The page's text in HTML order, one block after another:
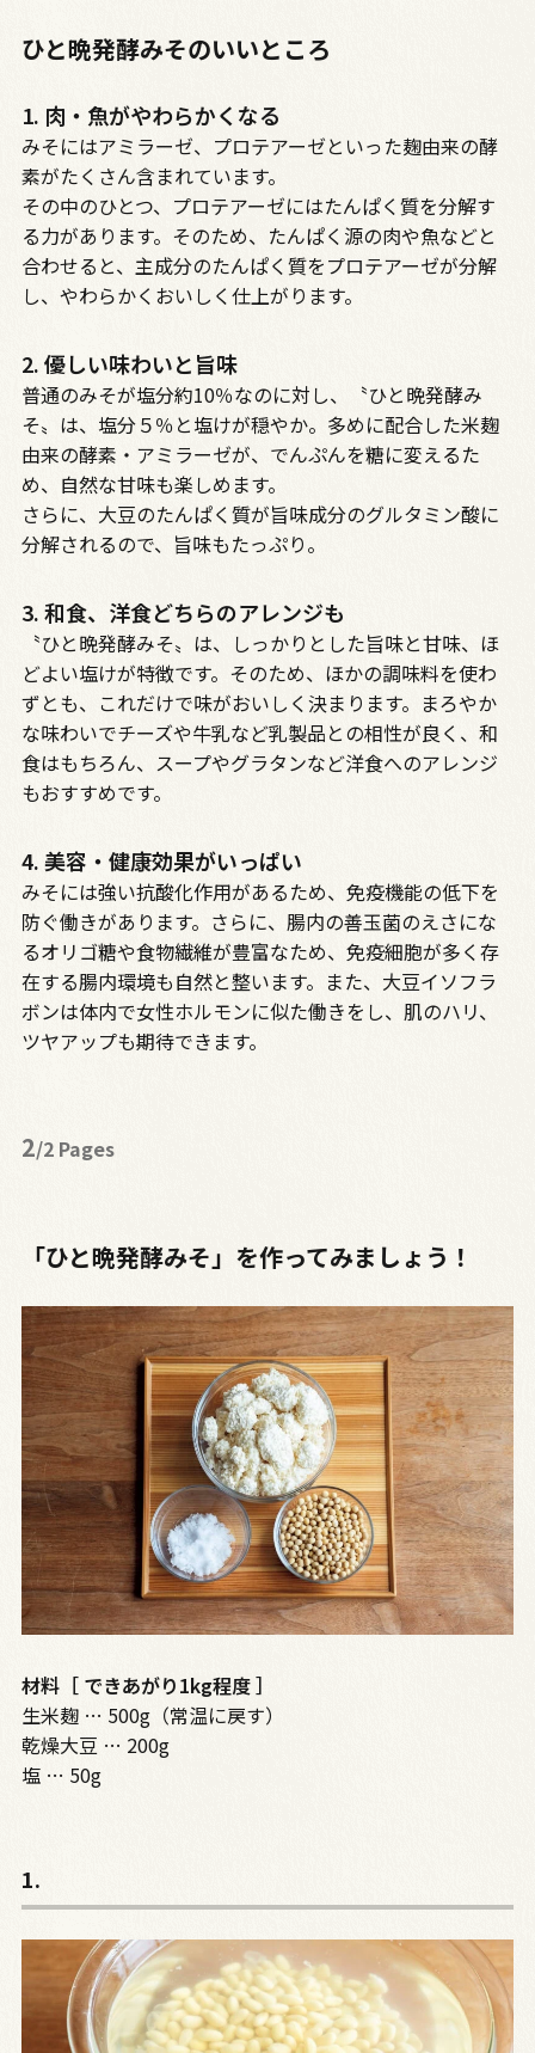
ひと晩発酵みそのいいところ
1. 肉・魚がやわらかくなる
みそにはアミラーゼ、プロテアーゼといった麹由来の酵
素がたくさん含まれています。
その中のひとつ、プロテアーゼにはたんぱく質を分解す
る力があります。そのため、たんぱく源の肉や魚などと
合わせると、主成分のたんぱく質をプロテアーゼが分解
し、やわらかくおいしく仕上がります。
2. 優しい味わいと旨味
普通のみそが塩分約10％なのに対し、〝ひと晩発酵み
そ〟は、塩分５％と塩けが穏やか。多めに配合した米麹
由来の酵素・アミラーゼが、でんぷんを糖に変えるた
め、自然な甘味も楽しめます。
さらに、大豆のたんぱく質が旨味成分のグルタミン酸に
分解されるので、旨味もたっぷり。
3. 和食、洋食どちらのアレンジも
〝ひと晩発酵みそ〟は、しっかりとした旨味と甘味、ほ
どよい塩けが特徴です。そのため、ほかの調味料を使わ
ずとも、これだけで味がおいしく決まります。まろやか
な味わいでチーズや牛乳など乳製品との相性が良く、和
食はもちろん、スープやグラタンなど洋食へのアレンジ
もおすすめです。
4. 美容・健康効果がいっぱい
みそには強い抗酸化作用があるため、免疫機能の低下を
防ぐ働きがあります。さらに、腸内の善玉菌のえさにな
るオリゴ糖や食物繊維が豊富なため、免疫細胞が多く存
在する腸内環境も自然と整います。また、大豆イソフラ
ボンは体内で女性ホルモンに似た働きをし、肌のハリ、
ツヤアップも期待できます。
2/2 Pages
「ひと晩発酵みそ」を作ってみましょう！
材料［ できあがり1kg程度 ］
生米麹 … 500g（常温に戻す）
乾燥大豆 … 200g
塩 … 50g
1.